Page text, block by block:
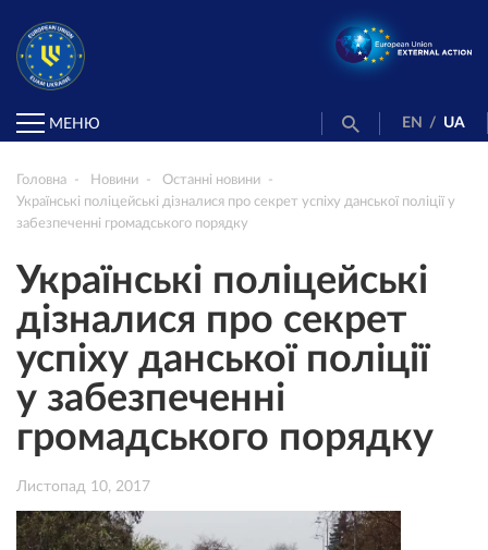
МЕНЮ EN / UA
Головна Новини
Останні новини
Українські поліцейські дізналися про секрет успіху данської поліції у
забезпеченні громадського порядку
Українські поліцейські
дізналися про секрет
успіху данської поліції
у забезпеченні
громадського порядку
Листопад 10, 2017